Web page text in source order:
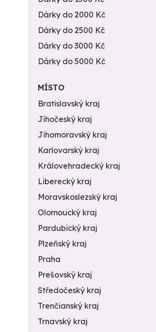
Dárky do 2000 Kč
Dárky do 2500 Kč
Dárky do 3000 Kč
Dárky do 5000 Kč
MÍSTO
Bratislavský kraj
Jihočeský kraj
Jihomoravský kraj
Karlovarský kraj
Královehradecký kraj
Liberecký kraj
Moravskoslezský kraj
Olomoucký kraj
Pardubický kraj
Plzeňský kraj
Praha
Prešovský kraj
Středočeský kraj
Trenčianský kraj
Trnavský kraj